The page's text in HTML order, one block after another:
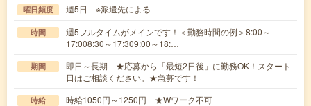
曜日頻度 週5日 ※派遣先による
時間
週5フルタイムがメインです！＜勤務時間の例＞8:00～
17:008:30～17:309:00～18:…
期間
即日～長期 ★応募から「最短2日後」に勤務OK！スタート
日はご相談ください。★急募です！
時給 時給1050円～1250円 ★Wワーク不可